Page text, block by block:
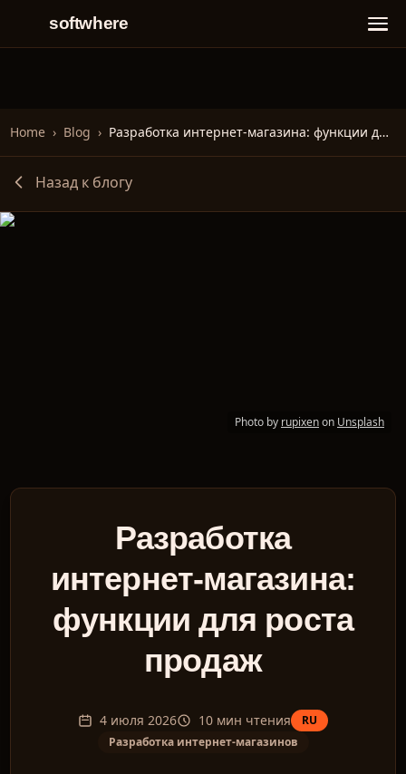
softwhere
Home › Blog › Разработка интернет-магазина: функции для роста продаж
Назад к блогу
Photo by rupixenon Unsplash
Разработка
интернет-магазина:
функции для роста
продаж
4 июля 2026 10 мин чтения
RU
Разработка интернет-магазинов